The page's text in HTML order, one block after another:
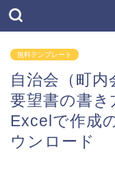
無料テンプレート
自治会（町
要望書の書き
Excelで作成
ウンロード